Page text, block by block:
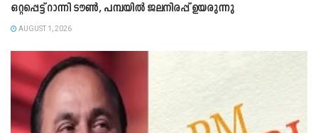
ഒറ്റപ്പെട്ട് റാന്നി ടൗൺ, പമ്പയിൽ ജലനിരപ്പ് ഉയരുന്നു
AUGUST 1, 2026